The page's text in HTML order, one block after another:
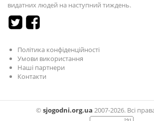
видатних людей на наступний тиждень.
Політика конфіденційності
Умови використання
Наші партнери
Контакти
© sjogodni.org.ua 2007-2026. Всі